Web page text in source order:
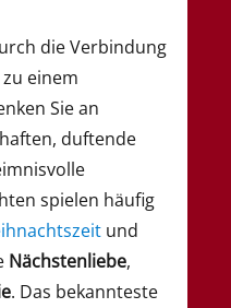
die Verbindung
zu einem
Sie an
duftende
spielen häufig
und
Nächstenliebe,
. Das bekannteste